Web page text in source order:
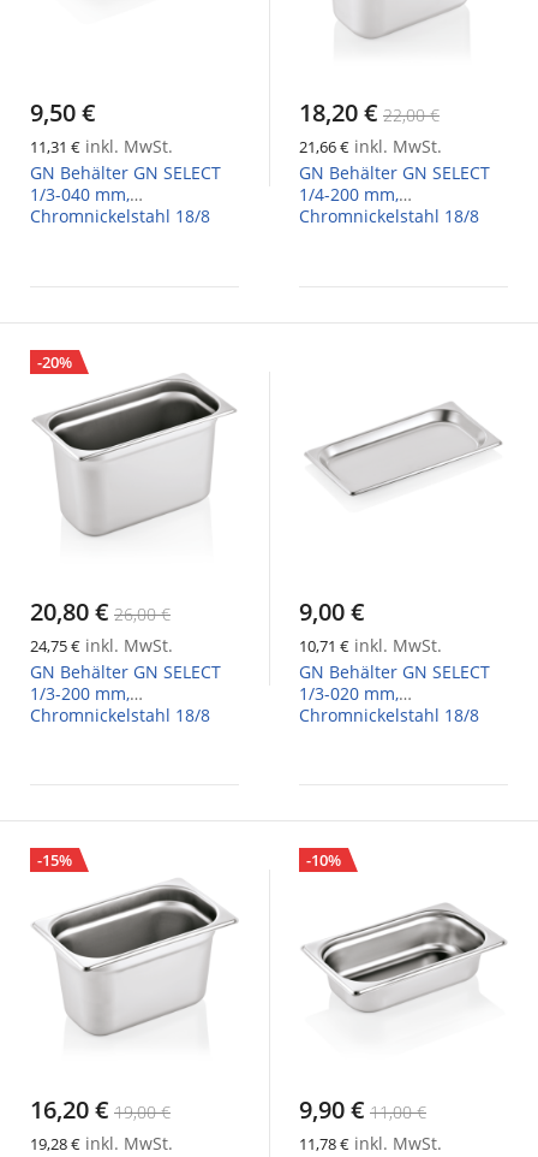
9,50 €
11,31 € inkl. MwSt.
GN Behälter GN SELECT
1/3-040 mm,
Chromnickelstahl 18/8
18,20 € 22,00 €
21,66 € inkl. MwSt.
GN Behälter GN SELECT
1/4-200 mm,
Chromnickelstahl 18/8
-20%
20,80 € 26,00 €
24,75 € inkl. MwSt.
GN Behälter GN SELECT
1/3-200 mm,
Chromnickelstahl 18/8
9,00 €
10,71 € inkl. MwSt.
GN Behälter GN SELECT
1/3-020 mm,
Chromnickelstahl 18/8
-15%
16,20 € 19,00 €
19,28 € inkl. MwSt.
-10%
9,90 € 11,00 €
11,78 € inkl. MwSt.